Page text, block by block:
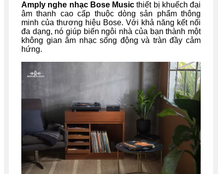
Amply nghe nhạc Bose Music thiết bị khuếch đại
âm thanh cao cấp thuộc dòng sản phẩm thông
minh của thương hiệu Bose. Với khả năng kết nối
đa dạng, nó giúp biến ngôi nhà của bạn thành một
không gian âm nhạc sống động và tràn đầy cảm
hứng.